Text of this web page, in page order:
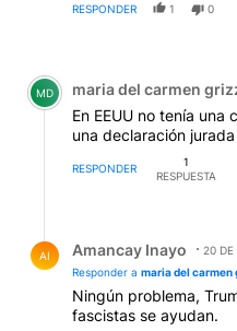
RESPONDER 1 0
Comentario de maria del
MD maria del carmen
En EEUU no tenía
una declaración
RESPONDER
1
RESPUESTA
AI Amancay Inayo
20
Responder a maria del carmen
Ningún problema,
fascistas se ayudan.